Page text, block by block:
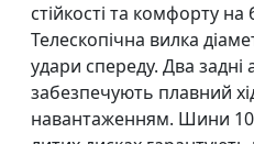
стійкості та комфорту
Телескопічна вилка
удари спереду. Два
забезпечують плавний
навантаженням. Шини